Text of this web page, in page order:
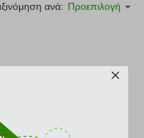
ανά: Προεπιλογή